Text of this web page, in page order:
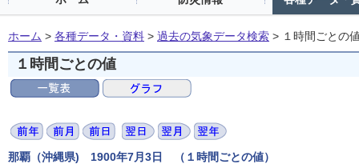
ホーム > 各種データ・資料 > 過去の気象データ検索 > １時間ごとの
１時間ごとの値
那覇（沖縄県) 1900年7月3日 （１時間ごとの値）